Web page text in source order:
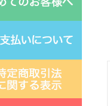
ァルクニーベン
バー
ハーフブリー
ン